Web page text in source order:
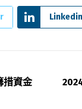
Linkedin
措資金